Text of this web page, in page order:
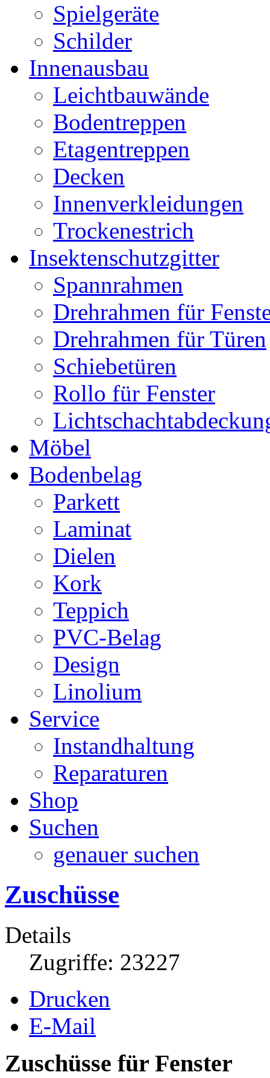
Spielgeräte
Schilder
Innenausbau
Leichtbauwände
Bodentreppen
Etagentreppen
Decken
Innenverkleidungen
Trockenestrich
Insektenschutzgitter
Spannrahmen
Drehrahmen für
Drehrahmen für Türen
Schiebetüren
Rollo für Fenster
Möbel
Bodenbelag
Parkett
Laminat
Dielen
Kork
Teppich
PVC-Belag
Design
Linolium
Service
Instandhaltung
Reparaturen
Shop
Suchen
genauer suchen
Zuschüsse
Details
Zugriffe: 23227
Drucken
E-Mail
Zuschüsse für Fenster